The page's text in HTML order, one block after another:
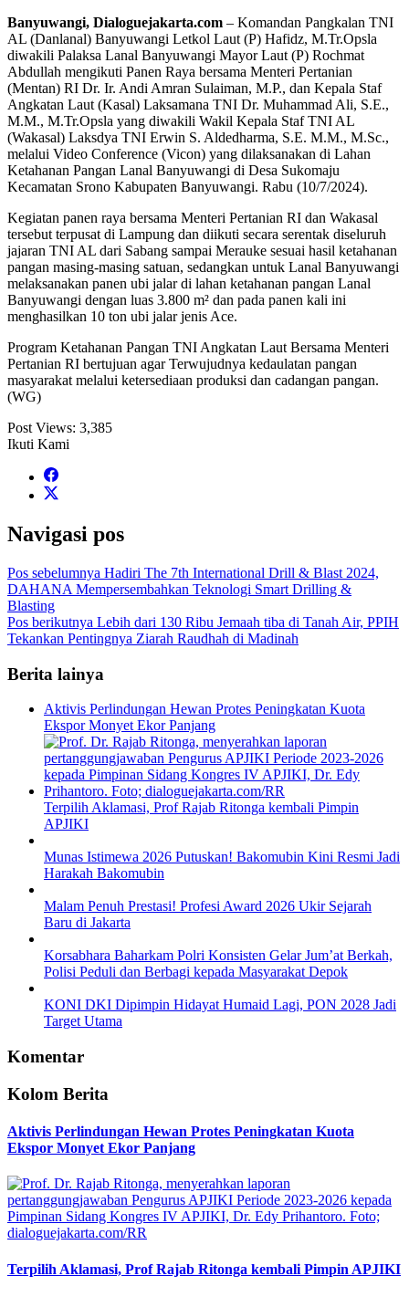
Banyuwangi, Dialoguejakarta.com – Komandan Pangkalan TNI
AL (Danlanal) Banyuwangi Letkol Laut (P) Hafidz, M.Tr.Opsla
diwakili Palaksa Lanal Banyuwangi Mayor Laut (P) Rochmat
Abdullah mengikuti Panen Raya bersama Menteri Pertanian
(Mentan) RI Dr. Ir. Andi Amran Sulaiman, M.P., dan Kepala Staf
Angkatan Laut (Kasal) Laksamana TNI Dr. Muhammad Ali, S.E.,
M.M., M.Tr.Opsla yang diwakili Wakil Kepala Staf TNI AL
(Wakasal) Laksdya TNI Erwin S. Aldedharma, S.E. M.M., M.Sc.,
melalui Video Conference (Vicon) yang dilaksanakan di Lahan
Ketahanan Pangan Lanal Banyuwangi di Desa Sukomaju
Kecamatan Srono Kabupaten Banyuwangi. Rabu (10/7/2024).
Kegiatan panen raya bersama Menteri Pertanian RI dan Wakasal
tersebut terpusat di Lampung dan diikuti secara serentak diseluruh
jajaran TNI AL dari Sabang sampai Merauke sesuai hasil ketahanan
pangan masing-masing satuan, sedangkan untuk Lanal Banyuwangi
melaksanakan panen ubi jalar di lahan ketahanan pangan Lanal
Banyuwangi dengan luas 3.800 m² dan pada panen kali ini
menghasilkan 10 ton ubi jalar jenis Ace.
Program Ketahanan Pangan TNI Angkatan Laut Bersama Menteri
Pertanian RI bertujuan agar Terwujudnya kedaulatan pangan
masyarakat melalui ketersediaan produksi dan cadangan pangan.
(WG)
Post Views: 3,385
Ikuti Kami
Navigasi pos
Pos sebelumnya Hadiri The 7th International Drill & Blast 2024,
DAHANA Mempersembahkan Teknologi Smart Drilling &
Blasting
Pos berikutnya Lebih dari 130 Ribu Jemaah tiba di Tanah Air, PPIH
Tekankan Pentingnya Ziarah Raudhah di Madinah
Berita lainya
Aktivis Perlindungan Hewan Protes Peningkatan Kuota
Ekspor Monyet Ekor Panjang
Terpilih Aklamasi, Prof Rajab Ritonga kembali Pimpin
APJIKI
Munas Istimewa 2026 Putuskan! Bakomubin Kini Resmi Jadi
Harakah Bakomubin
Malam Penuh Prestasi! Profesi Award 2026 Ukir Sejarah
Baru di Jakarta
Korsabhara Baharkam Polri Konsisten Gelar Jum’at Berkah,
Polisi Peduli dan Berbagi kepada Masyarakat Depok
KONI DKI Dipimpin Hidayat Humaid Lagi, PON 2028 Jadi
Target Utama
Komentar
Kolom Berita
Aktivis Perlindungan Hewan Protes Peningkatan Kuota
Ekspor Monyet Ekor Panjang
Terpilih Aklamasi, Prof Rajab Ritonga kembali Pimpin APJIKI